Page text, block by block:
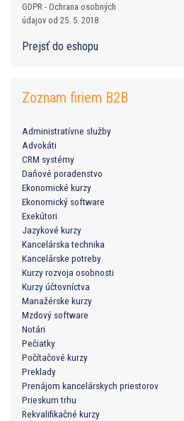
GDPR - Ochrana osobných
údajov od 25. 5. 2018
Prejsť do eshopu
Zoznam firiem B2B
Administratívne služby
Advokáti
CRM systémy
Daňové poradenstvo
Ekonomické kurzy
Ekonomický software
Exekútori
Jazykové kurzy
Kancelárska technika
Kancelárske potreby
Kurzy rozvoja osobnosti
Kurzy účtovníctva
Manažérske kurzy
Mzdový software
Notári
Pečiatky
Počítačové kurzy
Preklady
Prenájom kancelárskych priestorov
Prieskum trhu
Rekvalifikačné kurzy